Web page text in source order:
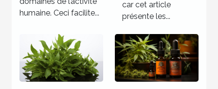
humaine. Ceci facilite...
car cet article
présente les...